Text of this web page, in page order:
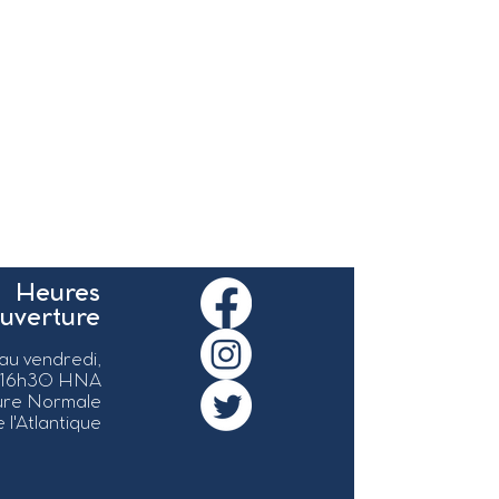
Heures
vendredi,
HNA
Normale
l'Atlantique